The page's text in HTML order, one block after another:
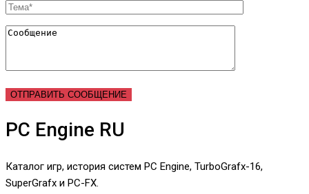
PC Engine RU
Каталог игр, история систем PC Engine, TurboGrafx-16,
SuperGrafx и PC-FX.